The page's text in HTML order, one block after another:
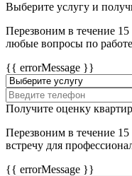
Выберите услугу и
Перезвоним в течение
любые вопросы по
{{ errorMessage }}
Получите оценку
Перезвоним в течение
встречу для
{{ errorMessage }}